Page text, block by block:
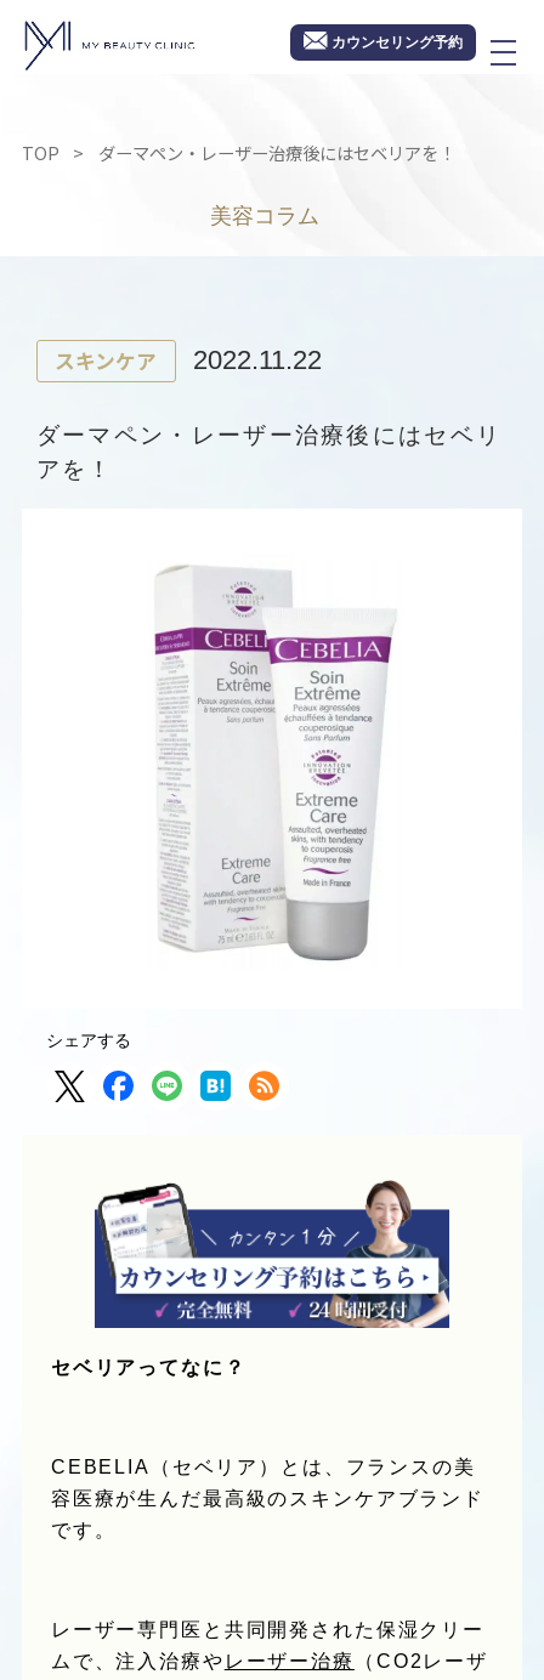
カウンセリング予約
TOP ダーマペン・レーザー治療後にはセベリアを！
美容コラム
スキンケア 2022.11.22
ダーマペン・レーザー治療後にはセベリ
アを！
シェアする
セベリア ってなに？
CEBELIA（セベリア）とは、フランスの美
容医療が生んだ最高級のスキンケアブランド
です。
レーザー専門医と共同開発された保湿クリー
ムで、注入治療や レーザー治療
（CO2レーザ